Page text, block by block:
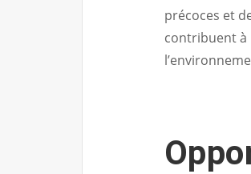
précoces et
contribuent à